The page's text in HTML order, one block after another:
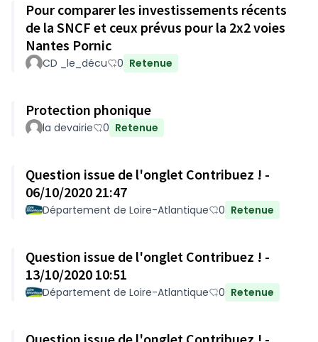
Pour comparer les investissements récents
de la SNCF et ceux prévus pour la 2x2 voies
Nantes Pornic
CD _le_décu 0 Retenue
Protection phonique
la devairie 0 Retenue
Question issue de l'onglet Contribuez ! -
06/10/2020 21:47
Département de Loire-Atlantique 0 Retenue
Question issue de l'onglet Contribuez ! -
13/10/2020 10:51
Département de Loire-Atlantique 0 Retenue